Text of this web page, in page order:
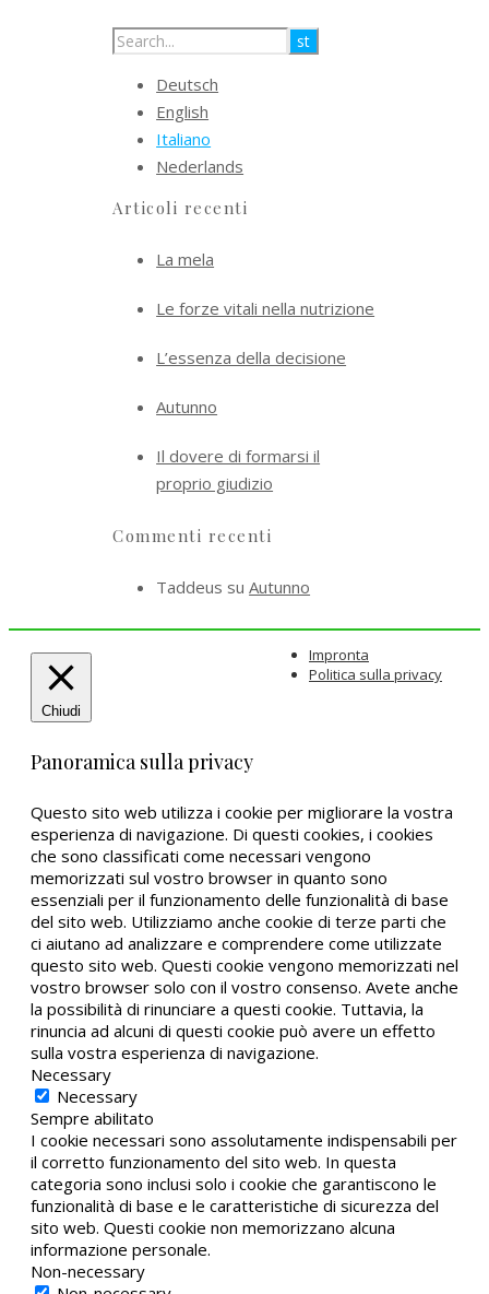
Deutsch
English
Italiano
Nederlands
Articoli recenti
La mela
Le forze vitali nella nutrizione
L’essenza della decisione
Autunno
Il dovere di formarsi il
proprio giudizio
Commenti recenti
Taddeus suAutunno
Impronta
Politica sulla privacy
Chiudi
Panoramica sulla privacy
Questo sito web utilizza i cookie per migliorare la vostra
esperienza di navigazione. Di questi cookies, i cookies
che sono classificati come necessari vengono
memorizzati sul vostro browser in quanto sono
essenziali per il funzionamento delle funzionalità di base
del sito web. Utilizziamo anche cookie di terze parti che
ci aiutano ad analizzare e comprendere come utilizzate
questo sito web. Questi cookie vengono memorizzati nel
vostro browser solo con il vostro consenso. Avete anche
la possibilità di rinunciare a questi cookie. Tuttavia, la
rinuncia ad alcuni di questi cookie può avere un effetto
sulla vostra esperienza di navigazione.
Necessary
Necessary
Sempre abilitato
I cookie necessari sono assolutamente indispensabili per
il corretto funzionamento del sito web. In questa
categoria sono inclusi solo i cookie che garantiscono le
funzionalità di base e le caratteristiche di sicurezza del
sito web. Questi cookie non memorizzano alcuna
informazione personale.
Non-necessary